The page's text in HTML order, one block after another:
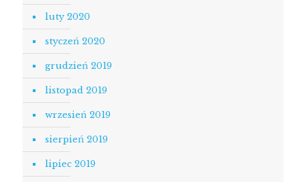
luty 2020
styczeń 2020
grudzień 2019
listopad 2019
wrzesień 2019
sierpień 2019
lipiec 2019